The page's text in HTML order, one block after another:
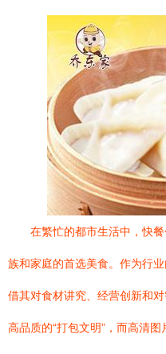
在繁忙的都市生活中，快
族和家庭的首选美食。作为行
借其对食材讲究、经营创新和
高品质的“打包文明”，而高清